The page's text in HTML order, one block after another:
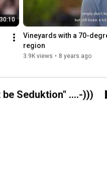
30:10
Vineyards with a 70-
region
3.9K views • 8 years ago
Seduktion" ....-)))